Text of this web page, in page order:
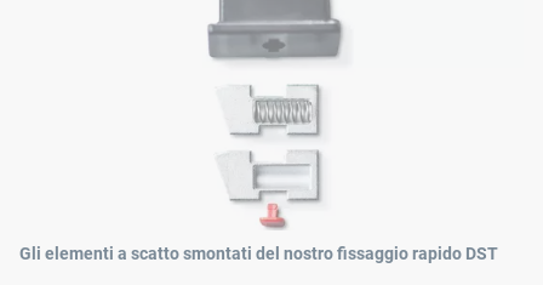
Gli elementi a scatto smontati del nostro fissaggio rapido DST